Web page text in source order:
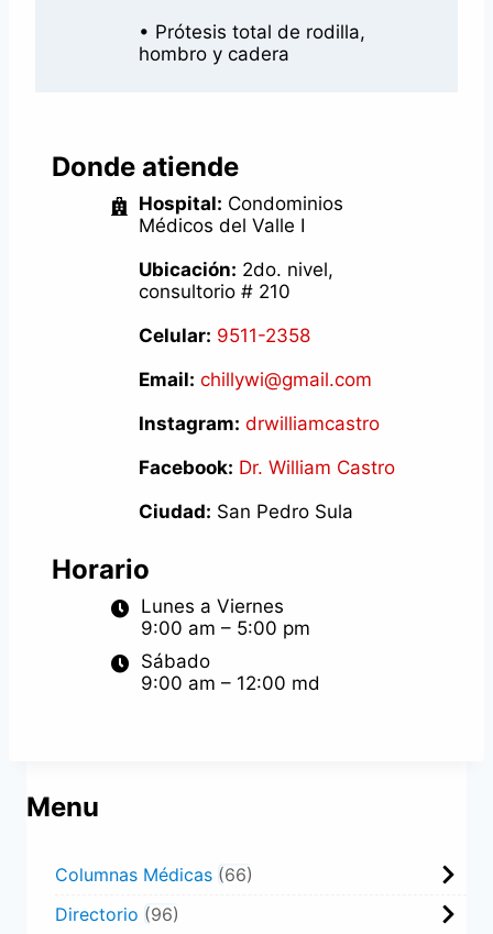
• Prótesis total de rodilla,
hombro y cadera
Donde atiende
Hospital: Condominios
Médicos del Valle I
Ubicación: 2do. nivel,
consultorio # 210
Celular: 9511-2358
Email: chillywi@gmail.com
Instagram: drwilliamcastro
Facebook: Dr. William Castro
Ciudad: San Pedro Sula
Horario
Lunes a Viernes
9:00 am – 5:00 pm
Sábado
9:00 am – 12:00 md
Menu
Columnas Médicas
66
Directorio
96